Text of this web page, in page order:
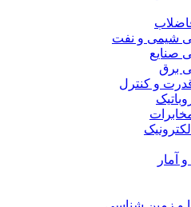
شیمی و نفت
صنایع
برق
و کنترل
آمار